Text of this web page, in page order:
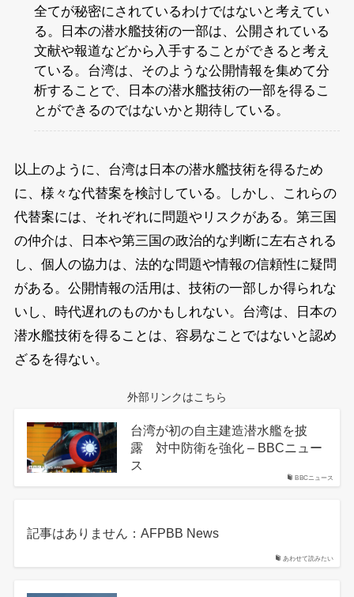
全てが秘密にされているわけではないと考えてい
る。日本の潜水艦技術の一部は、公開されている
文献や報道などから入手することができると考え
ている。台湾は、そのような公開情報を集めて分
析することで、日本の潜水艦技術の一部を得るこ
とができるのではないかと期待している。
以上のように、台湾は日本の潜水艦技術を得るため
に、様々な代替案を検討している。しかし、これらの
代替案には、それぞれに問題やリスクがある。第三国
の仲介は、日本や第三国の政治的な判断に左右される
し、個人の協力は、法的な問題や情報の信頼性に疑問
がある。公開情報の活用は、技術の一部しか得られな
いし、時代遅れのものかもしれない。台湾は、日本の
潜水艦技術を得ることは、容易なことではないと認め
ざるを得ない。
外部リンクはこちら
BBCニュース
台湾が初の自主建造潜水艦を披
露 対中防衛を強化 – BBCニュー
ス
あわせて読みたい
記事はありません：AFPBB News